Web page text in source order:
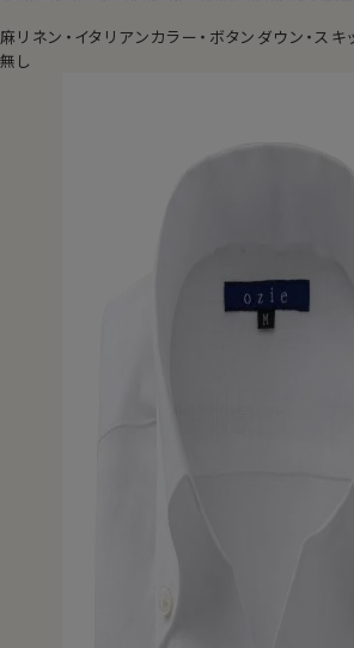
麻リネン・イタリアンカラー・ボタンダウン・ス
無し